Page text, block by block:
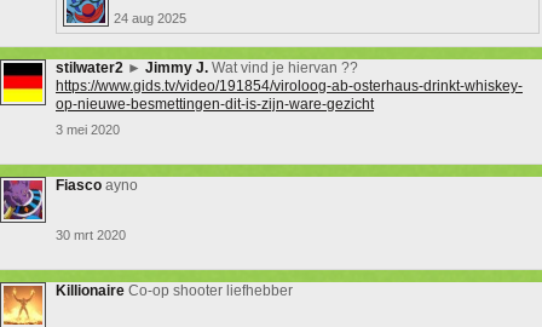
24 aug 2025
stilwater2 ► Jimmy J. Wat vind je hiervan ??
https://www.gids.tv/video/191854/viroloog-ab-osterhaus-drinkt-whiskey-
op-nieuwe-besmettingen-dit-is-zijn-ware-gezicht
3 mei 2020
Fiasco ayno
30 mrt 2020
Killionaire Co-op shooter liefhebber